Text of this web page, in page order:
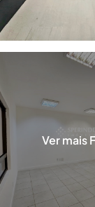
Ver mais